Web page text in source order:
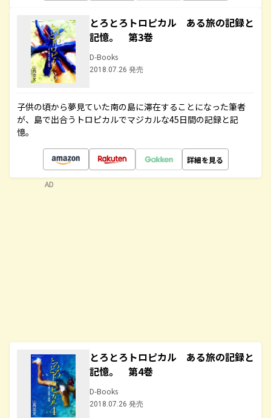
とろとろトロピカル ある旅の記録と
記憶。 第3巻
D-Books
2018.07.26 発売
子供の頃から夢見ていた南の島に滞在することになった筆者
が、島で出合うトロピカルでマジカルな45日間の記録と記
憶。
詳細を見る
とろとろトロピカル ある旅の記録と
記憶。 第4巻
D-Books
2018.07.26 発売
AD